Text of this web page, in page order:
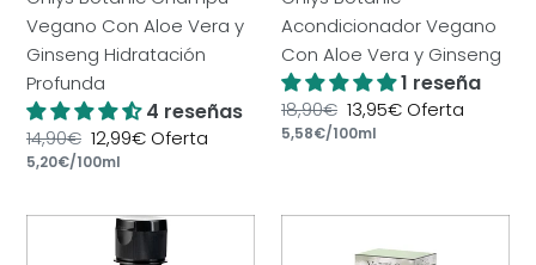
Hidratación
Profunda
Vegano Con Aloe Vera y
Ginseng Hidratación
Profunda
4 reseñas
Precio
habitual
14,90€ Precio
de
12,99€ Oferta
Precio
5,20€/por
100ml
Acondicionador Vegano
Con Aloe Vera y Ginseng
1 reseña
Precio
habitual
18,90€ Precio
de
13,95€ Oferta
Precio
5,58€/por
100ml